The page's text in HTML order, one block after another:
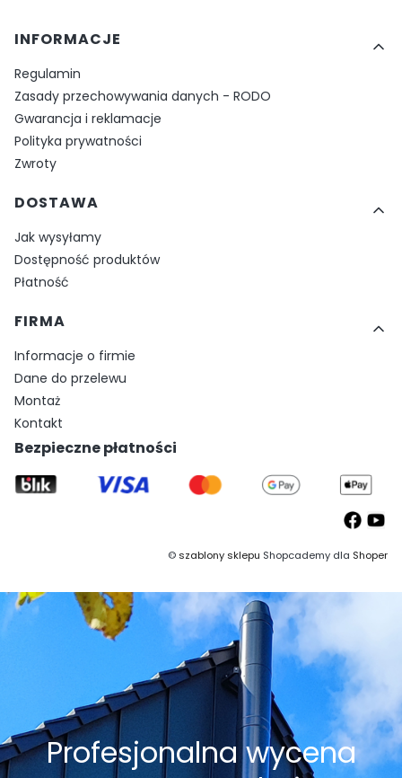
Linki w stopce
INFORMACJE
Regulamin
Zasady przechowywania danych - RODO
Gwarancja i reklamacje
Polityka prywatności
Zwroty
DOSTAWA
Jak wysyłamy
Dostępność produktów
Płatność
FIRMA
Informacje o firmie
Dane do przelewu
Montaż
Kontakt
Bezpieczne płatności
©szablony sklepu Shopcademy dla Shoper
Profesjonalna wycena